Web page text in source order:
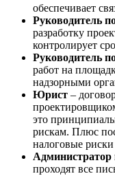
обеспечивает
Руководитель
разработку
контролирует
Руководитель
работ на
надзорными
Юрист –
это
рискам. Плюс
налоговые
Администратор
проходят все